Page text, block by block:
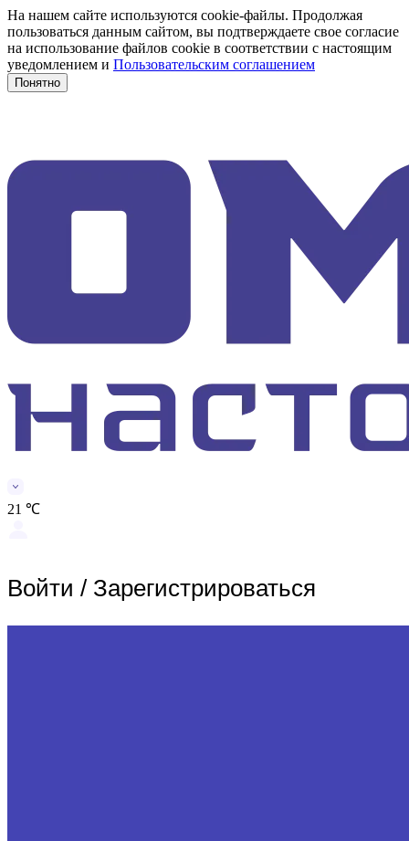
На нашем сайте используются cookie-файлы. Продолжая
пользоваться данным сайтом, вы подтверждаете свое согласие
на использование файлов cookie в соответствии с настоящим
уведомлением и Пользовательским соглашением
Понятно
21 ℃
Войти / Зарегистрироваться